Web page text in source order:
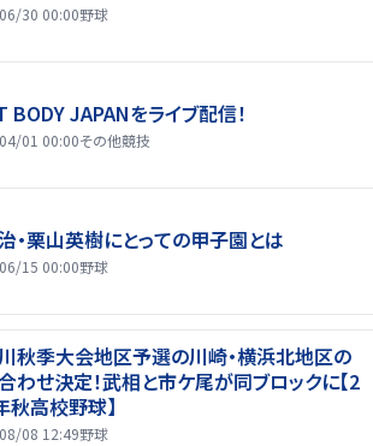
30 00:00野球
BODY JAPANをライブ配信！
01 00:00その他競技
・栗山英樹にとっての甲子園とは
15 00:00野球
秋季大会地区予選の川崎・横浜北地区の
わせ決定！武相と市ケ尾が同ブロックに【2
秋高校野球】
08 12:49野球